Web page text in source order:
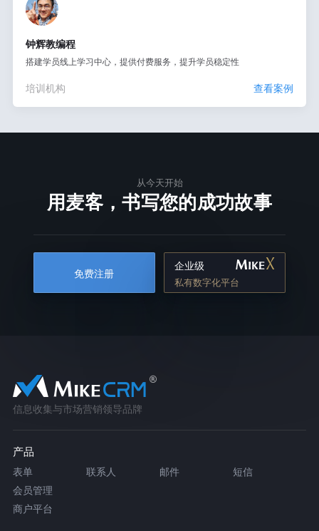
钟辉教编程
搭建学员线上学习中心，提供付费服务，提升学员稳定性
培训机构 查看案例
从今天开始
用麦客，书写您的成功故事
免费注册
企业级
私有数字化平台
信息收集与市场营销领导品牌
产品
表单 联系人 邮件
短信
会员管理
商户平台